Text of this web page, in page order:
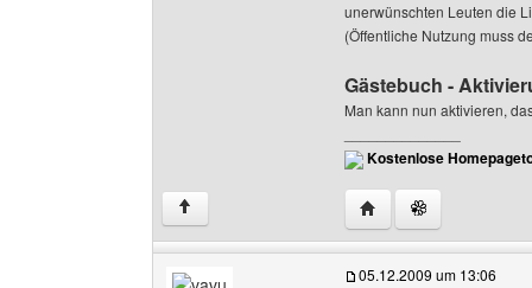
unerwünschten Leuten die
(Öffentliche Nutzung muss
Gästebuch -
Man kann nun aktivieren,
Kostenlose
↑ Website dieses
05.12.2009 um 13:06